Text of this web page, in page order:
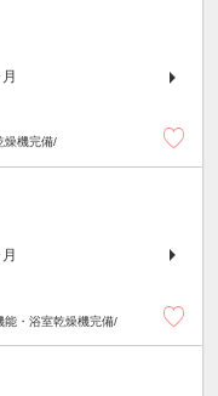
燥機完備/
能・浴室乾燥機完備/